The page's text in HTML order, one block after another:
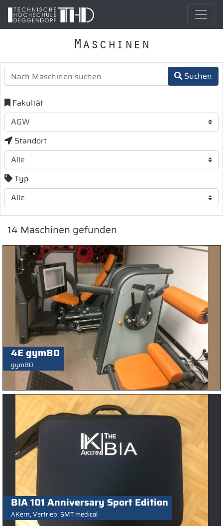
Maschinen
Suchen
Fakultät
Standort
Typ
14 Maschinen gefunden
4E gym80
gym80
BIA 101 Anniversary Sport Edition
AKern, Vertrieb: SMT medical